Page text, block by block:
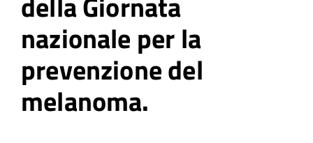
nazionale per la
prevenzione del
melanoma.